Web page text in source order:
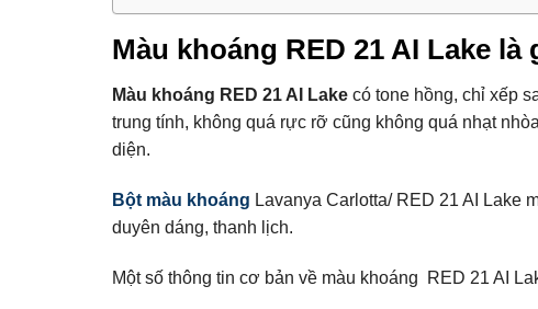
Màu khoáng RED 21 AI Lake là
Màu khoáng RED 21 AI Lake có tone hồng, chỉ xếp
trung tính, không quá rực rỡ cũng không quá nhạt
diện.
Bột màu khoáng Lavanya Carlotta/ RED 21 AI Lake
duyên dáng, thanh lịch.
Một số thông tin cơ bản về màu khoáng RED 21 AI